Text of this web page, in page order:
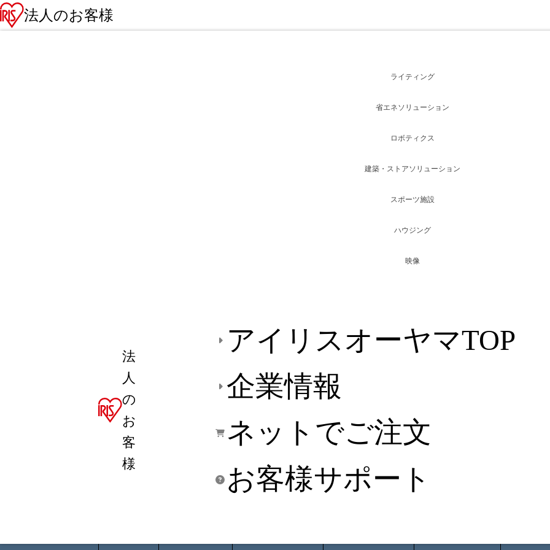
法人のお客様
法
人
の
お
客
様
アイリスオーヤマTOP
企業情報
ネットでご注文
お客様サポート
ライティング
省エネソリューション
ロボティクス
建築・ストアソリューション
スポーツ施設
ハウジング
映像